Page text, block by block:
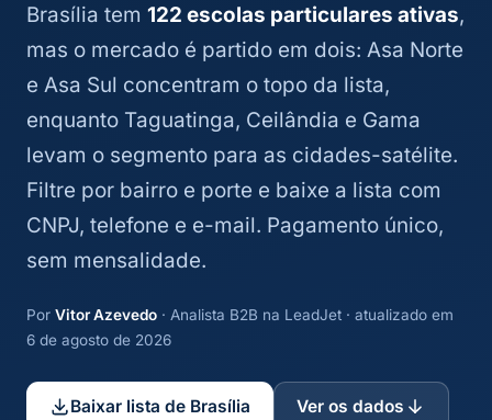
Brasília tem 122 escolas particulares ativas,
mas o mercado é partido em dois: Asa Norte
e Asa Sul concentram o topo da lista,
enquanto Taguatinga, Ceilândia e Gama
levam o segmento para as cidades-satélite.
Filtre por bairro e porte e baixe a lista com
CNPJ, telefone e e-mail. Pagamento único,
sem mensalidade.
Por Vitor Azevedo · Analista B2B na LeadJet · atualizado em
6 de agosto de 2026
Baixar lista de Brasília Ver os dados